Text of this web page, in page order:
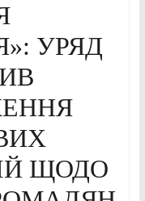
УРЯД
ЩОДО